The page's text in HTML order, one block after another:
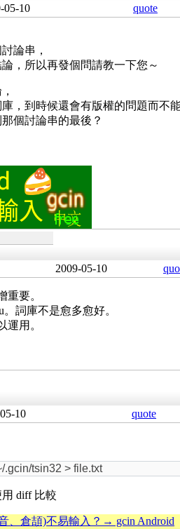
05-10 quote
論串，
，所以再發個問請教一下您～
，到時候還會有版權的問題而不
個討論串的最後？
2009-05-10
重要。
詞庫不是愈多愈好。
運用。
10 quote
.gcin/tsin32 > file.txt
diff 比較
、倉頡)不易輸入？→ gcin Android